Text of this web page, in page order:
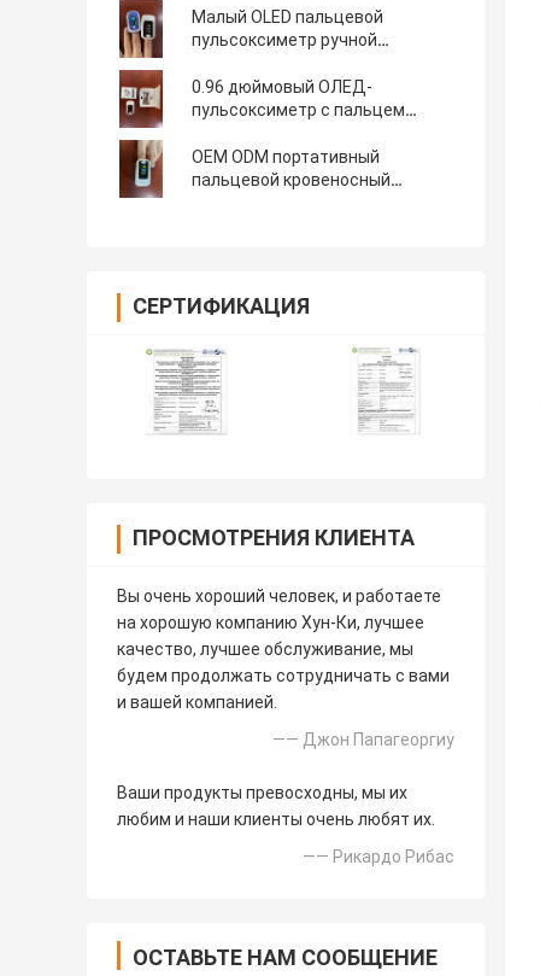
Малый OLED пальцевой
пульсоксиметр ручной
SpO2 пульса
0.96 дюймовый ОЛЕД-
пульсоксиметр с пальцем
четырехнаправленный
регулируемый
OEM ODM портативный
пальцевой кровеносный
СЕРТИФИКАЦИЯ
ПРОСМОТРЕНИЯ КЛИЕНТА
Вы очень хороший человек, и работаете
на хорошую компанию Хун-Ки, лучшее
качество, лучшее обслуживание, мы
будем продолжать сотрудничать с вами
и вашей компанией.
—— Джон Папагеоргиу
Ваши продукты превосходны, мы их
любим и наши клиенты очень любят их.
—— Рикардо Рибас
ОСТАВЬТЕ НАМ СООБЩЕНИЕ